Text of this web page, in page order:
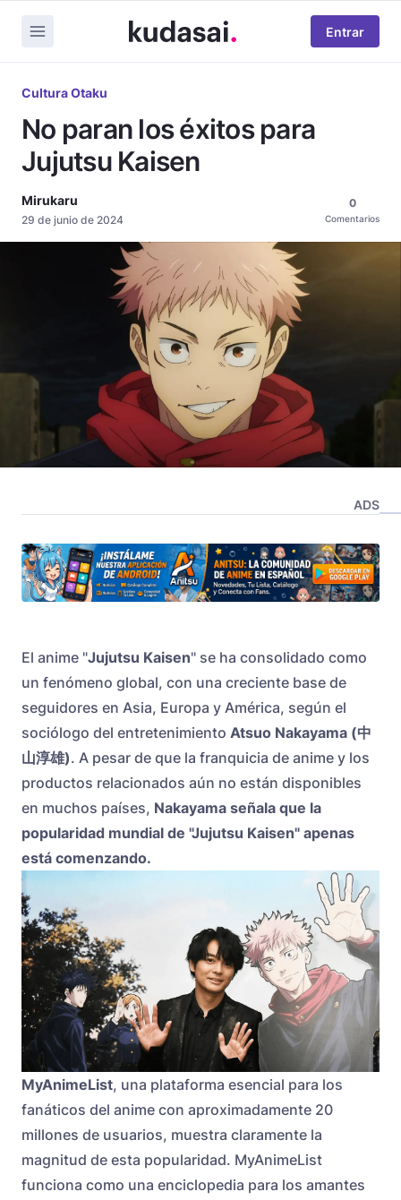
Entrar
Cultura Otaku
No paran los éxitos para
Jujutsu Kaisen
Mirukaru
29 de junio de 2024
0
Comentarios
ADS
El anime "Jujutsu Kaisen" se ha consolidado como
un fenómeno global, con una creciente base de
seguidores en Asia, Europa y América, según el
sociólogo del entretenimiento Atsuo Nakayama (中
山淳雄). A pesar de que la franquicia de anime y los
productos relacionados aún no están disponibles
en muchos países, Nakayama señala que la
popularidad mundial de "Jujutsu Kaisen" apenas
está comenzando.
MyAnimeList, una plataforma esencial para los
fanáticos del anime con aproximadamente 20
millones de usuarios, muestra claramente la
magnitud de esta popularidad. MyAnimeList
funciona como una enciclopedia para los amantes